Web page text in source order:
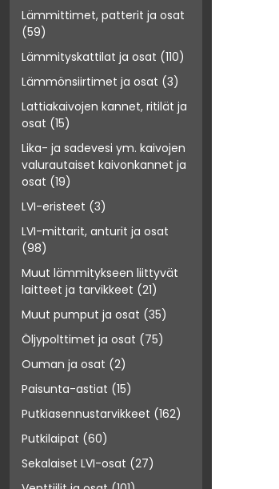
Lämmittimet, patterit ja osat
(59)
Lämmityskattilat ja osat (110)
Lämmönsiirtimet ja osat (3)
Lattiakaivojen kannet, ritilät ja
osat (15)
Lika- ja sadevesi ym. kaivojen
valurautaiset kaivonkannet ja
osat (19)
LVI-eristeet (3)
LVI-mittarit, anturit ja osat
(98)
Muut lämmitykseen liittyvät
laitteet ja tarvikkeet (21)
Muut pumput ja osat (35)
Öljypolttimet ja osat (75)
Ouman ja osat (2)
Paisunta-astiat (15)
Putkiasennustarvikkeet (162)
Putkilaipat (60)
Sekalaiset LVI-osat (27)